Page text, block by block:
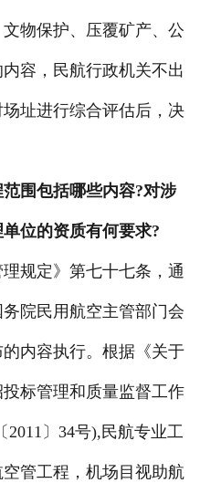
物保护、压覆矿产、公
容，民航行政机关不出
址进行综合评估后，决
围包括哪些内容?对涉
位的资质有何要求?
规定》第七十七条，通
院民用航空主管部门会
内容执行。根据《关于
标管理和质量监督工作
〕34号),民航专业工
管工程，机场目视助航